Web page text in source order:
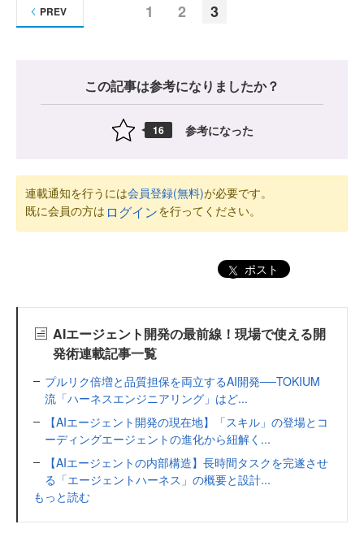
1 2 3
PREV
この記事は参考になりましたか？
16 参考になった
連載通知を行うには会員登録(無料)が必要です。
既に会員の方は ログインを行ってください。
ポスト
AIエージェント開発の最前線！現場で使える開
発術連載記事一覧
プルリク倍増と品質担保を両立するAI開発──TOKIUM
流「ハーネスエンジニアリング」はど...
【AIエージェント開発の現在地】「スキル」の登場とコ
ーディングエージェントの進化から紐解く...
【AIエージェントの内部構造】長時間タスクを完遂させ
る「エージェントハーネス」の概要と設計...
もっと読む